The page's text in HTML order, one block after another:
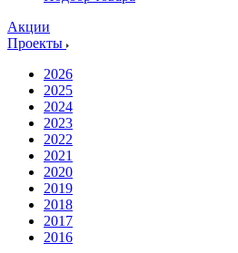
Акции
Проекты
2026
2025
2024
2023
2022
2021
2020
2019
2018
2017
2016